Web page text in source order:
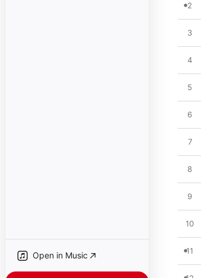
Open in Music
2
3
4
5
6
7
8
9
10
11